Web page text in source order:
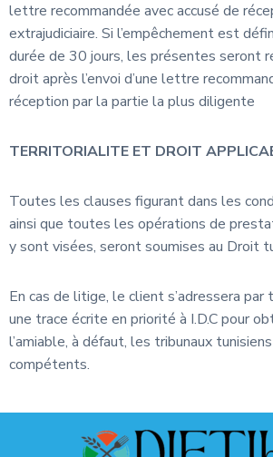
lettre recommandée avec accusé de
extrajudiciaire. Si l’empêchement est
durée de 30 jours, les présentes seront
droit après l’envoi d’une lettre
réception par la partie la plus diligente
TERRITORIALITE ET DROIT
Toutes les clauses figurant dans les
ainsi que toutes les opérations de
y sont visées, seront soumises au Droit
En cas de litige, le client s’adressera
une trace écrite en priorité à I.D.C pour
l’amiable, à défaut, les tribunaux
compétents.